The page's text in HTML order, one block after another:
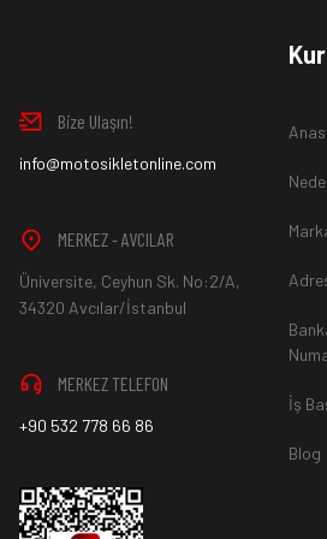
www.MotosikletOnline.com
Aksi durum söz konusu olduğunda
*İade ve Değişim sürecinde
Ürün mağazamıza ulaştıktan
hesaba ya da Kredi Kartına "Beş
durumlar ilgili bankanız ile yapılan
Bize Ulaşın!
info@motosikletonline.com
MERKEZ - AVCILAR
Üniversite, Ceyhun Sk. No:2/A,
34320 Avcılar/İstanbul
MERKEZ TELEFON
+90 532 778 66 86
İş
Blog